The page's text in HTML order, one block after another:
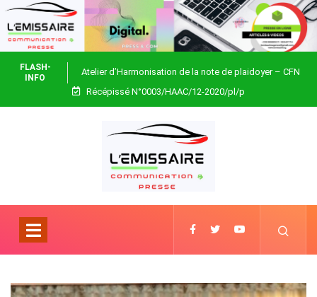
FLASH-
INFO
Atelier d’Harmonisation de la note de plaidoyer – CFN
Togo
Récépissé N°0003/HAAC/12-2020/pl/p